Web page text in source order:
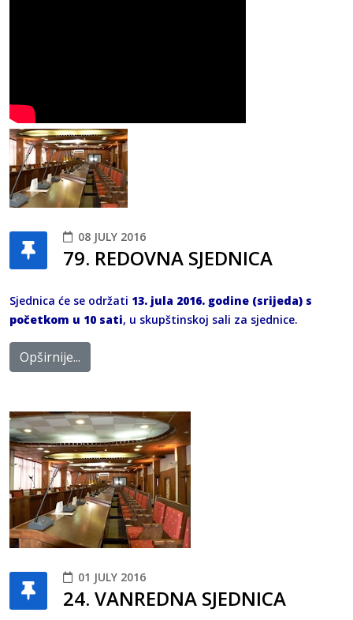
08 JULY 2016
79. REDOVNA SJEDNICA
Sjednica će se održati 13. jula 2016. godine (srijeda) s
početkom u 10 sati, u skupštinskoj sali za sjednice.
Opširnije...
01 JULY 2016
24. VANREDNA SJEDNICA